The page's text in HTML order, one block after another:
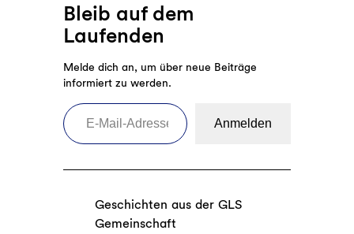
Bleib auf dem
Laufenden
Melde dich an, um über neue Beiträge
informiert zu werden.
E-Mail-Adresse eingeben
Anmelden
Geschichten aus der GLS
Gemeinschaft